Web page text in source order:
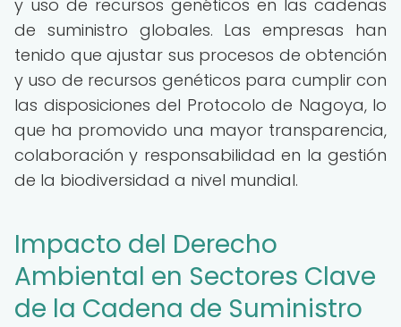
y uso de recursos genéticos en las cadenas
de suministro globales. Las empresas han
tenido que ajustar sus procesos de obtención
y uso de recursos genéticos para cumplir con
las disposiciones del Protocolo de Nagoya, lo
que ha promovido una mayor transparencia,
colaboración y responsabilidad en la gestión
de la biodiversidad a nivel mundial.
Impacto del Derecho
Ambiental en Sectores Clave
de la Cadena de Suministro